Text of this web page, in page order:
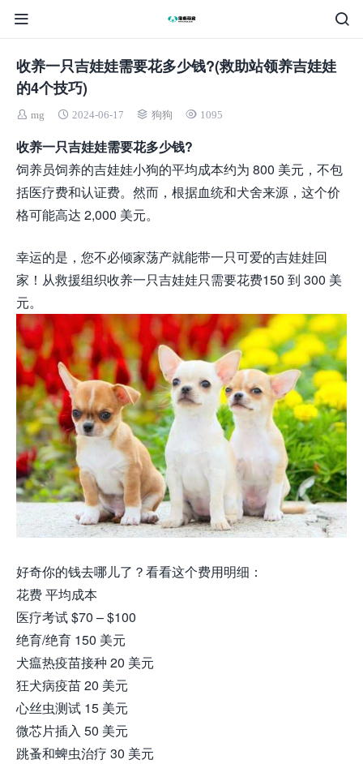
收养一只吉娃娃需要花多少钱?(救助站领养吉娃娃
的4个技巧)
mg 2024-06-17 狗狗 1095
收养一只吉娃娃需要花多少钱?
饲养员饲养的吉娃娃小狗的平均成本约为 800 美元，不包
括医疗费和认证费。然而，根据血统和犬舍来源，这个价
格可能高达 2,000 美元。
幸运的是，您不必倾家荡产就能带一只可爱的吉娃娃回
家！从救援组织收养一只吉娃娃只需要花费150 到 300 美
元。
好奇你的钱去哪儿了？看看这个费用明细：
花费 平均成本
医疗考试 $70 – $100
绝育/绝育 150 美元
犬瘟热疫苗接种 20 美元
狂犬病疫苗 20 美元
心丝虫测试 15 美元
微芯片插入 50 美元
跳蚤和蜱虫治疗 30 美元